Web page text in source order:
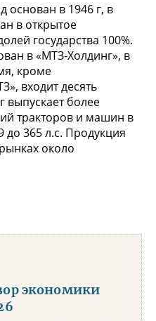
основан в 1946 г, в
в открытое
государства 100%.
в «МТЗ-Холдинг», в
кроме
входит десять
выпускает более
тракторов и машин в
365 л.с. Продукция
около
экономики